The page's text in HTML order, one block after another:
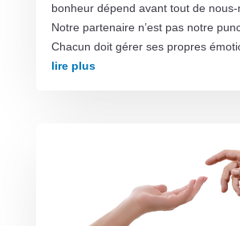
bonheur dépend avant tout de nous-
Notre partenaire n’est pas notre
Chacun doit gérer ses propres
lire plus